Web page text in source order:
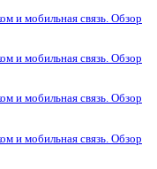
и мобильная связь. Обзор
и мобильная связь. Обзор
и мобильная связь. Обзор
и мобильная связь. Обзор